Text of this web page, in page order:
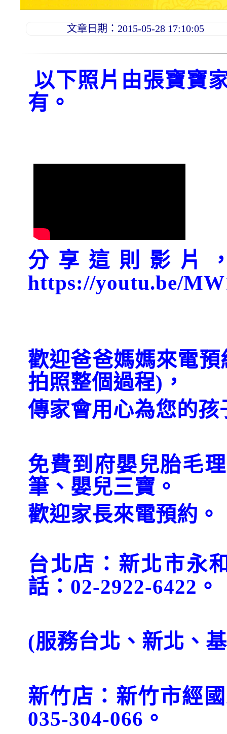
文章日期：2015-05-28 17:10:05
以下照片由張寶寶
有。
分享這則影片
https://youtu.be/
歡迎爸爸媽媽來電
拍照整個過程)，
傳家會用心為您的
免費到府嬰兒胎毛
筆、嬰兒三寶。
歡迎家長來電預約。
台北店：新北市永
話：02-2922-6422。
(服務台北、新北、
新竹店：新竹市經
035-304-066。